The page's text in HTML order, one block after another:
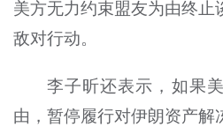
美方无力约束盟友为由终止
敌对行动。
李子昕还表示，如果
由，暂停履行对伊朗资产解